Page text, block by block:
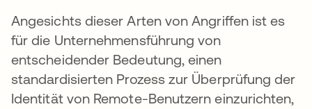
Angesichts dieser Arten von Angriffen ist es
für die Unternehmensführung von
entscheidender Bedeutung, einen
standardisierten Prozess zur Überprüfung der
Identität von Remote-Benutzern einzurichten,